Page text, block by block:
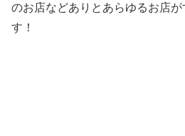
のお店などありとあらゆるお店
す！